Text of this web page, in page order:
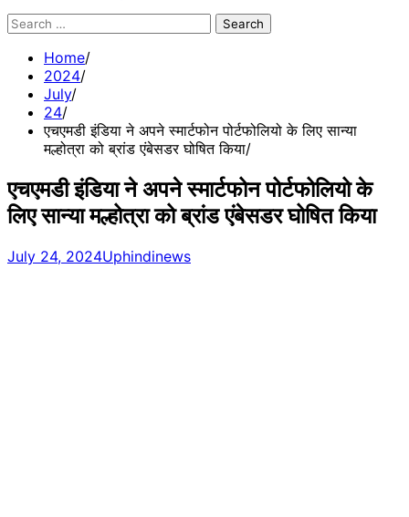
Search
Home
2024
July
24
एचएमडी इंडिया ने अपने स्मार्टफोन पोर्टफोलियो के लिए सान्या
मल्होत्रा को ब्रांड एंबेसडर घोषित किया
एचएमडी इंडिया ने अपने स्मार्टफोन पोर्टफोलियो के
लिए सान्या मल्होत्रा को ब्रांड एंबेसडर घोषित किया
July 24, 2024Uphindinews